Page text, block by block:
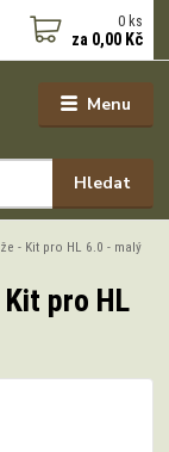
Menu
Hledat
0 ks
za 0,00 Kč
- Kit pro HL 6.0 - malý
pro HL